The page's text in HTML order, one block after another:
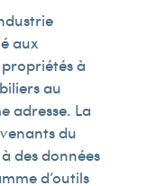
aux
à
au
adresse. La
du
des données
d’outils